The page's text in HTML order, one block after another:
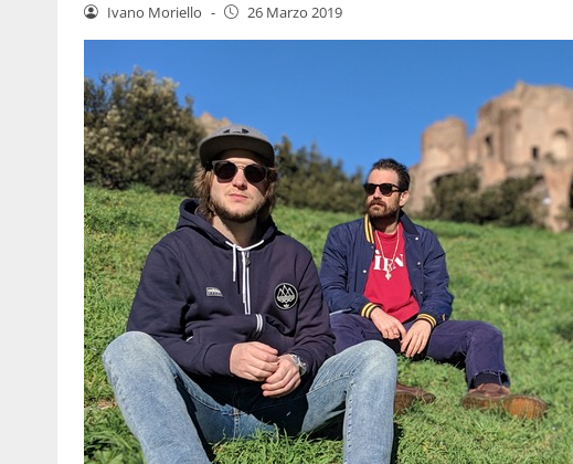
Ivano Moriello - 26 Marzo 2019